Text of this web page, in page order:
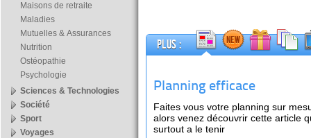
Plus :
Planning efficace
Faites vous votre planning sur
alors venez découvrir cette article
surtout a le tenir
Maisons de retraite
Maladies
Mutuelles & Assurances
Nutrition
Ostéopathie
Psychologie
Sciences & Technologies
Société
Sport
Voyages